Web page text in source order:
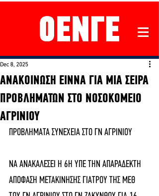
ΑΝΑΚΟΙΝΩΣΗ ΕΙΝΝΑ ΓΙΑ ΜΙΑ ΣΕΙΡΑ
ΠΡΟΒΛΗΜΑΤΩΝ ΣΤΟ ΝΟΣΟΚΟΜΕΙΟ
ΑΓΡΙΝΙΟΥ
Dec 8, 2025
ΠΡΟΒΛΗΜΑΤΑ ΣΥΝΕΧΕΙΑ ΣΤΟ ΓΝ ΑΓΡΙΝΙΟΥ
ΝΑ ΑΝΑΚΑΛΕΣΕΙ Η 6Η ΥΠΕ ΤΗΝ ΑΠΑΡΑΔΕΚΤΗ
ΑΠΟΦΑΣΗ ΜΕΤΑΚΙΝΗΣΗΣ ΓΙΑΤΡΟΥ ΤΗΣ ΜΕΘ